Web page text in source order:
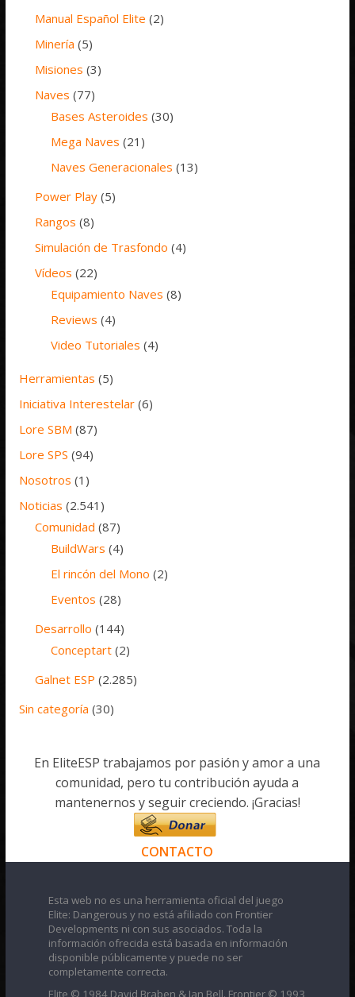
Manual Español Elite (2)
Minería (5)
Misiones (3)
Naves (77)
Bases Asteroides (30)
Mega Naves (21)
Naves Generacionales (13)
Power Play (5)
Rangos (8)
Simulación de Trasfondo (4)
Vídeos (22)
Equipamiento Naves (8)
Reviews (4)
Video Tutoriales (4)
Herramientas (5)
Iniciativa Interestelar (6)
Lore SBM (87)
Lore SPS (94)
Nosotros (1)
Noticias (2.541)
Comunidad (87)
BuildWars (4)
El rincón del Mono (2)
Eventos (28)
Desarrollo (144)
Conceptart (2)
Galnet ESP (2.285)
Sin categoría (30)
En EliteESP trabajamos por pasión y amor a una
comunidad, pero tu contribución ayuda a
mantenernos y seguir creciendo. ¡Gracias!
CONTACTO
Esta web no es una herramienta oficial del juego
Elite: Dangerous y no está afiliado con Frontier
Developments ni con sus asociados. Toda la
información ofrecida está basada en información
disponible públicamente y puede no ser
completamente correcta.
Elite © 1984 David Braben & Ian Bell. Frontier © 1993